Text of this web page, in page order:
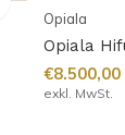
Opiala
Opiala
€8.500,00
exkl. MwSt.